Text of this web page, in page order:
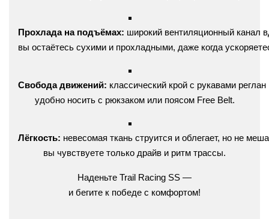
Прохлада на подъёмах: широкий вентиляционный канал
вы остаётесь сухими и прохладными, даже когда
Свобода движений: классический крой с рукавами реглан
удобно носить с рюкзаком или поясом FreeBelt.
Лёгкость: невесомая ткань струится и облегает, но не
вы чувствуете только драйв и ритм трассы.
Наденьте Trail Racing SS —
и бегите к победе с комфортом!